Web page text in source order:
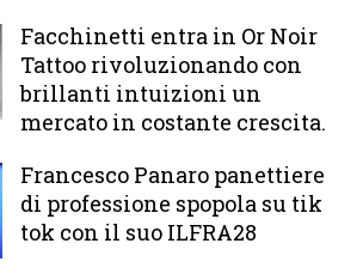
Facchinetti entra in Or Noir
Tattoo rivoluzionando con
brillanti intuizioni un
mercato in costante crescita.
Francesco Panaro panettiere
di professione spopola su tik
tok con il suo ILFRA28